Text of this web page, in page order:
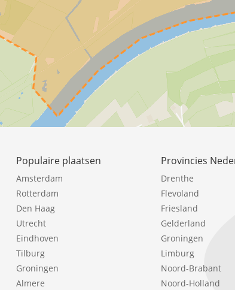
Populaire plaatsen
Amsterdam
Rotterdam
Den Haag
Utrecht
Eindhoven
Tilburg
Groningen
Almere
Provincies
Drenthe
Flevoland
Friesland
Gelderland
Groningen
Limburg
Noord-Brabant
Noord-Holland